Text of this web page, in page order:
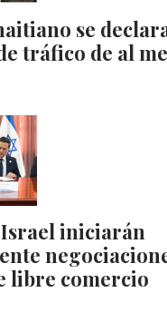
se
tráfico de al
iniciarán
libre comercio